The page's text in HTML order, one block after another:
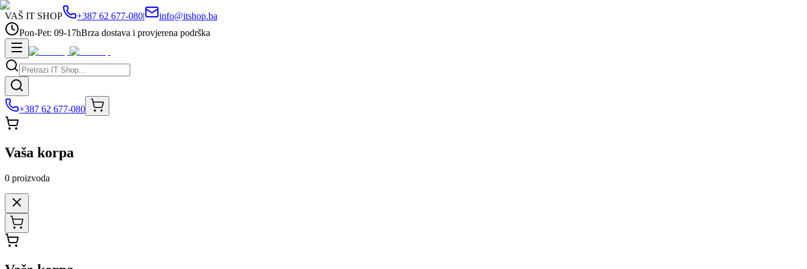
VAŠ IT SHOP +387 62 677-080|
info@itshop.ba
Pon-Pet: 09-17hBrza dostava i provjerena podrška
+387 62 677-080
Vaša korpa
0 proizvoda